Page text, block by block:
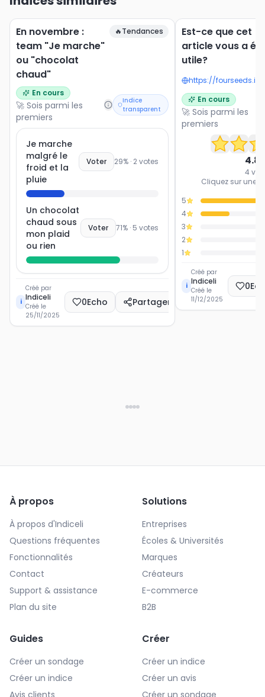
En novembre :
team "Je marche"
ou "chocolat
chaud"
🔥Tendances
En cours
🚀 Sois parmi les
premiers
Indice
transparent
Je marche
malgré le
froid et la
pluie
Voter 29% · 2votes
Un chocolat
chaud sous
mon plaid
ou rien
Voter 71% · 5 votes
i
Créé par
Indiceli
Créé le
25/11/2025
0Echo Partager
Est-ce que cet
article vous a
utile?
En cours
🚀 Sois parmi les
premiers
4.8
4
Cliquez sur une
5
4
3
2
1
i
Créé par
Indiceli
Créé le
11/12/2025
0
À propos
À propos d'Indiceli
Questions fréquentes
Fonctionnalités
Contact
Support & assistance
Plan du site
Solutions
Entreprises
Écoles & Universités
Marques
Créateurs
E-commerce
B2B
Guides
Créer un sondage
Créer un indice
Créer
Créer un indice
Créer un avis